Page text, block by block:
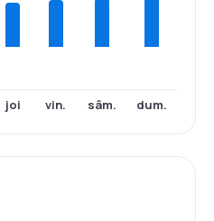
joi vin. sâm. dum.